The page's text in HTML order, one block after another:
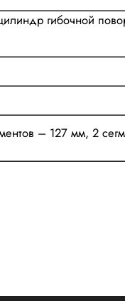
гибочной
– 127 мм, 2